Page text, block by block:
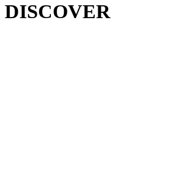
DISCOVER